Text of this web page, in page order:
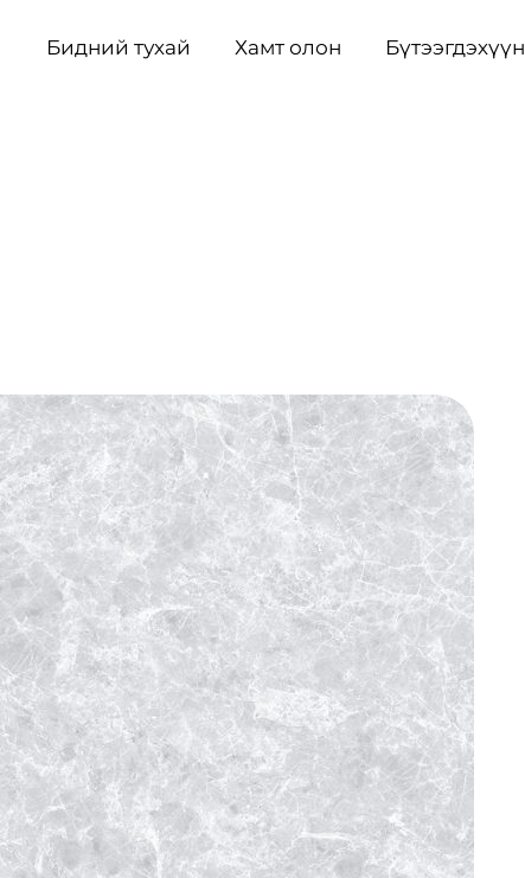
Бидний тухай Хамт олон Бүтээгдэхүүн